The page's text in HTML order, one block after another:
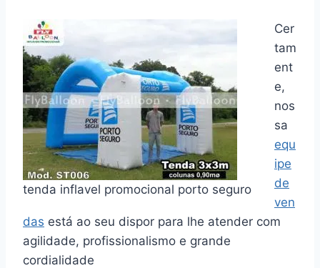
tenda inflavel promocional porto seguro
Cer
tam
ent
e,
nos
sa
equ
ipe
de
ven
das está ao seu dispor para lhe atender com
agilidade, profissionalismo e grande
cordialidade